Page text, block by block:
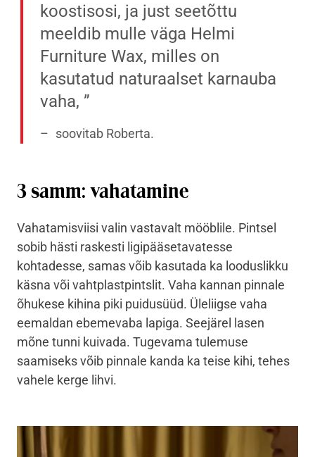
koostisosi, ja just seetõttu
meeldib mulle väga Helmi
Furniture Wax, milles on
kasutatud naturaalset karnauba
vaha,
soovitab Roberta.
3 samm: vahatamine
Vahatamisviisi valin vastavalt mööblile. Pintsel
sobib hästi raskesti ligipääsetavatesse
kohtadesse, samas võib kasutada ka looduslikku
käsna või vahtplastpintslit. Vaha kannan pinnale
õhukese kihina piki puidusüüd. Üleliigse vaha
eemaldan ebemevaba lapiga. Seejärel lasen
mõne tunni kuivada. Tugevama tulemuse
saamiseks võib pinnale kanda ka teise kihi, tehes
vahele kerge lihvi.